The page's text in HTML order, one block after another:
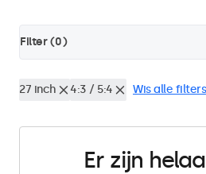
Filter (0)
27 inch 4:3 / 5:4 Wis alle filters
Er zijn